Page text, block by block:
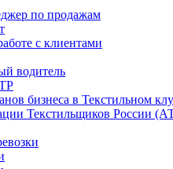
по продажам
с клиентами
водитель
бизнеса в Текстильном
Текстильщиков России